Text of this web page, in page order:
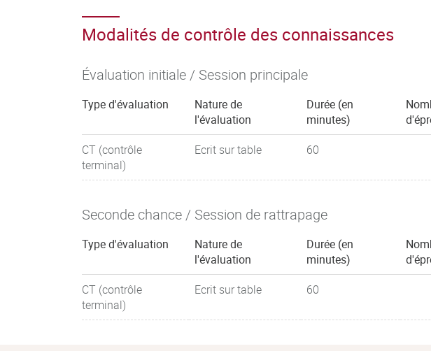
Modalités de contrôle des connaissances
Évaluation initiale / Session principale
Type d'évaluation
Nature de
l'évaluation
Durée (en
minutes)
CT (contrôle
terminal)
Ecrit sur table 60
Seconde chance / Session de rattrapage
Type d'évaluation
Nature de
l'évaluation
Durée (en
minutes)
CT (contrôle
terminal)
Ecrit sur table 60